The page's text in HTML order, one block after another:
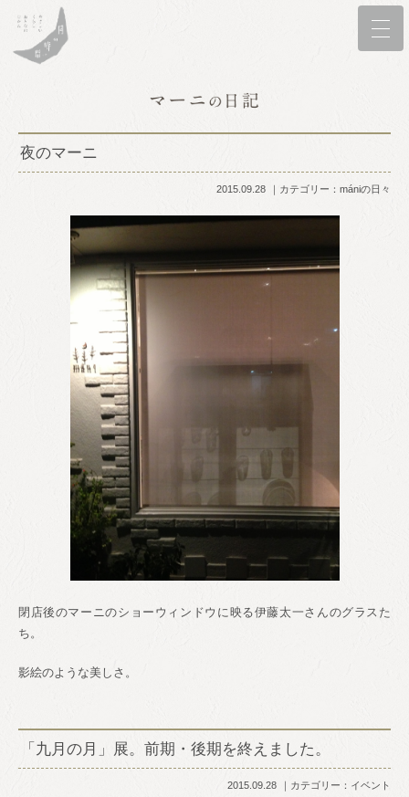
夜のマーニ
2015.09.28 カテゴリー： mániの日々
閉店後のマーニのショーウィンドウに映る伊藤太一さんのグラスた
ち。
影絵のような美しさ。
「九月の月」展。前期・後期を終えました。
2015.09.28 カテゴリー： イベント